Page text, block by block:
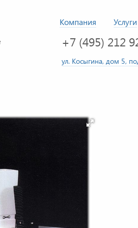
Компания Услуги
+7 (495) 212
ул. Косыгина, дом 5,